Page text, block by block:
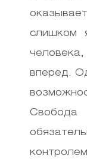
слишком
вперед.
контролем.